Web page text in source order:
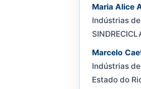
Maria Alice
Indústrias
Marcelo
Indústrias
Estado do